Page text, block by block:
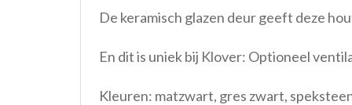
De keramisch glazen deur geeft deze
En dit is uniek bij Klover: Optioneel
Kleuren: matzwart, gres zwart,